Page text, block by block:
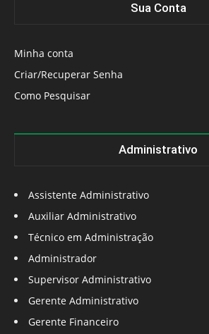
Sua Conta
Minha conta
Criar/Recuperar Senha
Como Pesquisar
Administrativo
Assistente Administrativo
Auxiliar Administrativo
Técnico em Administração
Administrador
Supervisor Administrativo
Gerente Administrativo
Gerente Financeiro